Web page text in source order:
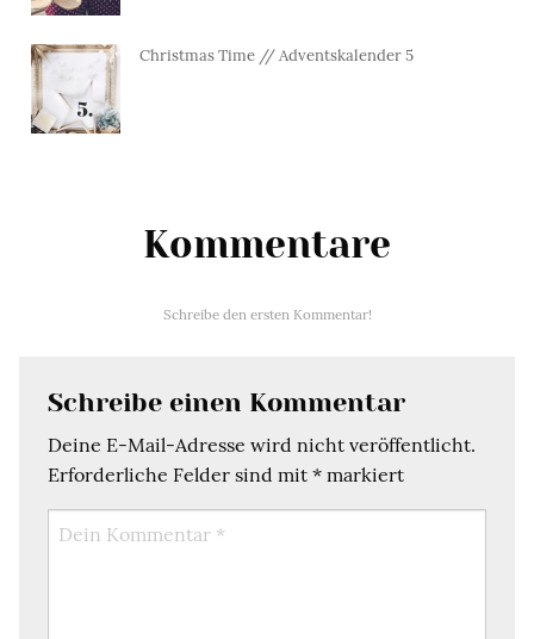
Christmas Time // Adventskalender 5
Kommentare
Schreibe den ersten Kommentar!
Schreibe einen Kommentar
Deine E-Mail-Adresse wird nicht veröffentlicht.
Erforderliche Felder sind mit * markiert